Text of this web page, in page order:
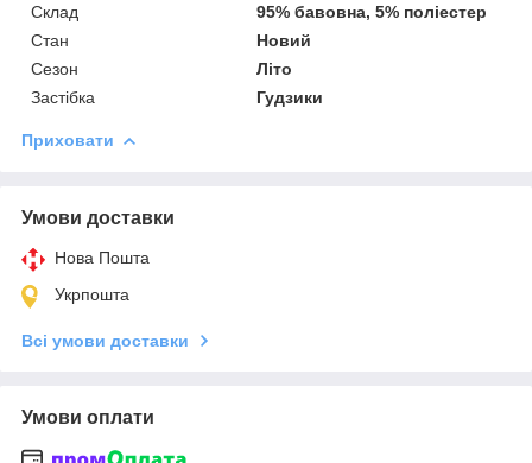
Склад
95% бавовна, 5% поліестер
Стан
Новий
Сезон
Літо
Застібка
Гудзики
Приховати
Умови доставки
Нова Пошта
Укрпошта
Всі умови доставки
Умови оплати